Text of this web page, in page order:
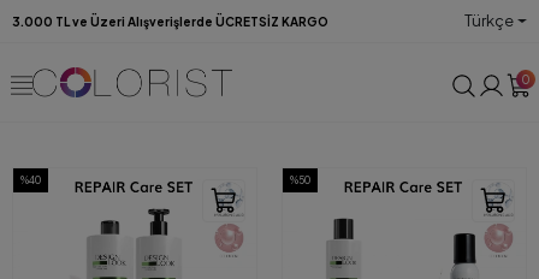
3.000 TL ve Üzeri Alışverişlerde ÜCRETSİZ KARGO Türkçe
0
%40 %50